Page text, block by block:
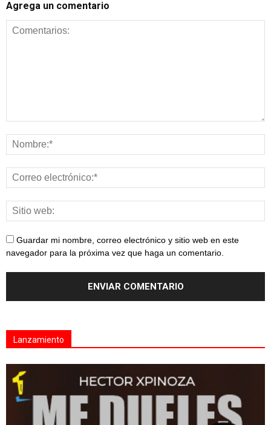
Agrega un comentario
Guardar mi nombre, correo electrónico y sitio web en este
navegador para la próxima vez que haga un comentario.
Lanzamiento